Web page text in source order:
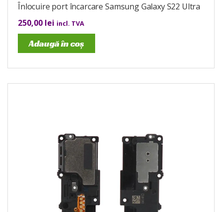
Înlocuire port încarcare Samsung Galaxy S22 Ultra
250,00 lei incl. TVA
Adaugă în coș